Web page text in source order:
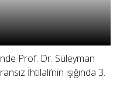
Prof. Dr. Süleyman
İhtilali’nin ışığında 3.